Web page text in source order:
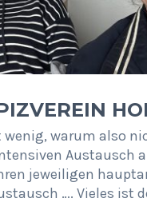
warum also
Austausch
jeweiligen
…. Vieles ist